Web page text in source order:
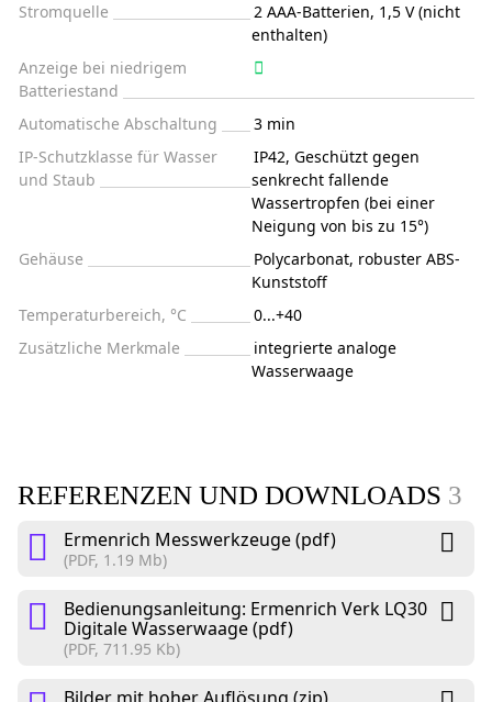
Stromquelle
2 AAA-Batterien, 1,5 V (nicht
enthalten)
Anzeige bei niedrigem
Batteriestand
Automatische Abschaltung
3 min
IP-Schutzklasse für Wasser
und Staub
IP42, Geschützt gegen
senkrecht fallende
Wassertropfen (bei einer
Neigung von bis zu 15°)
Gehäuse
Polycarbonat, robuster ABS-
Kunststoff
Temperaturbereich, °C
0...+40
Zusätzliche Merkmale
integrierte analoge
Wasserwaage
REFERENZEN UND DOWNLOADS 3
Ermenrich Messwerkzeuge (pdf)
(PDF, 1.19 Mb)
Bedienungsanleitung: Ermenrich Verk LQ30
Digitale Wasserwaage (pdf)
(PDF, 711.95 Kb)